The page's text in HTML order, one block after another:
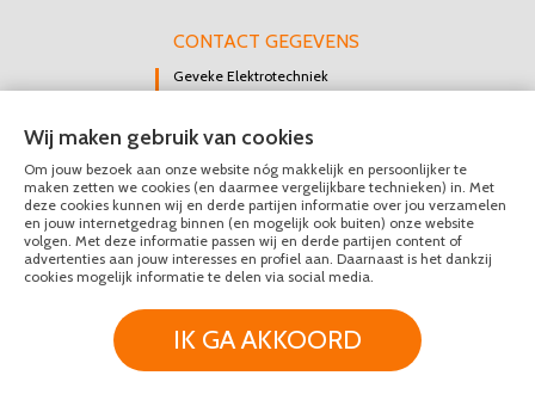
CONTACT GEGEVENS
Geveke Elektrotechniek
3112 GK Schiedam
DIRECT CONTACT
OPNEMEN
010 426 8447
MAIL ONS
© Geveke Elektrotechniek 2020 - 2026
Algemene Voorwaarden
Wij maken gebruik van cookies
Om jouw bezoek aan onze website nóg makkelijk en persoonlijker te
maken zetten we cookies (en daarmee vergelijkbare technieken) in. Met
deze cookies kunnen wij en derde partijen informatie over jou verzamelen
en jouw internetgedrag binnen (en mogelijk ook buiten) onze website
volgen. Met deze informatie passen wij en derde partijen content of
advertenties aan jouw interesses en profiel aan. Daarnaast is het dankzij
cookies mogelijk informatie te delen via social media.
IK GA AKKOORD